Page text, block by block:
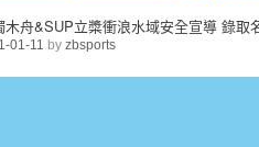
木舟&SUP立槳衝浪水域安全宣導 錄取
01-11 by zbsports